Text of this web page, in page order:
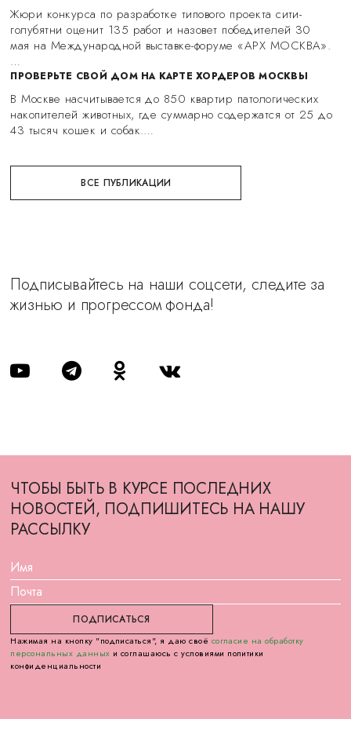
Жюри конкурса по разработке типового проекта сити-
голубятни оценит 135 работ и назовет победителей 30
мая на Международной выставке-форуме «АРХ МОСКВА».
…
ПРОВЕРЬТЕ СВОЙ ДОМ НА КАРТЕ ХОРДЕРОВ МОСКВЫ
В Москве насчитывается до 850 квартир патологических
накопителей животных, где суммарно содержатся от 25 до
43 тысяч кошек и собак.…
ВСЕ ПУБЛИКАЦИИ
Подписывайтесь на наши соцсети, следите за
жизнью и прогрессом фонда!
ЧТОБЫ БЫТЬ В КУРСЕ ПОСЛЕДНИХ
НОВОСТЕЙ, ПОДПИШИТЕСЬ НА НАШУ
РАССЫЛКУ
Нажимая на кнопку "подписаться", я даю своё согласие на обработку
персональных данных и соглашаюсь с условиями политики
конфиденциальности